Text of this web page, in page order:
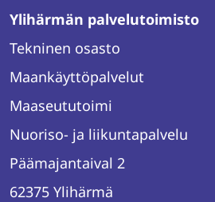
Ylihärmän palvelutoimisto
Tekninen osasto
Maankäyttöpalvelut
Maaseututoimi
Nuoriso- ja liikuntapalvelu
Päämajantaival 2
62375 Ylihärmä